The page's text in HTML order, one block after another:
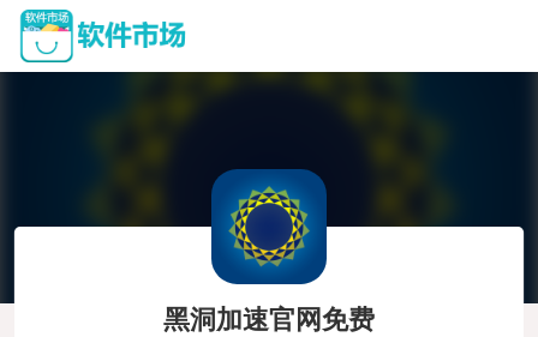
黑洞加速官网免费